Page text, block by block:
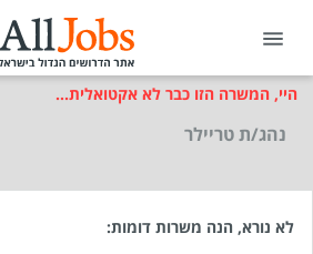
היי, המשרה הזו כבר לא אקטואלית...
נהג/ת טריילר
לא נורא, הנה משרות דומות: